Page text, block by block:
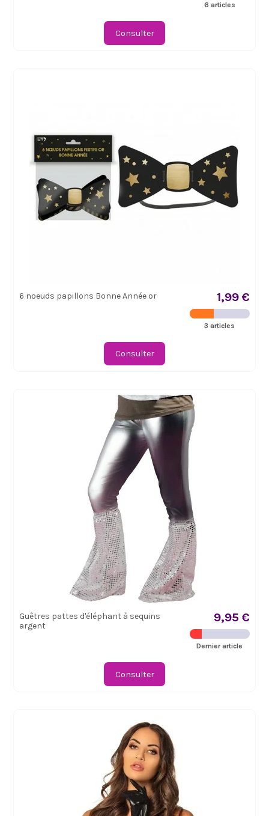
6 articles
Consulter
6 noeuds papillons Bonne Année or 1,99 €
3 articles
Consulter
Guêtres pattes d'éléphant à sequins
argent
9,95 €
Dernier article
Consulter